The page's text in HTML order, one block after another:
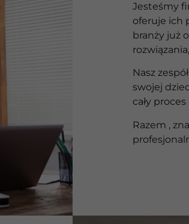
Jesteśmy
oferuje ich
branży już
Nasz
swojej
cały
Razem ,